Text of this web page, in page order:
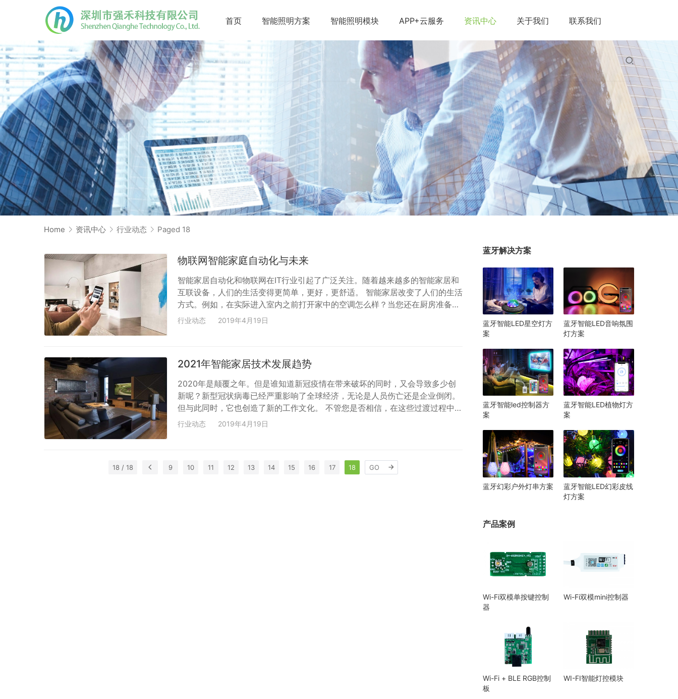
首页 智能照明方案 智能照明模块 APP+云服务 资讯中心 关于我们 联系我们
Home 资讯中心 行业动态 Paged 18
物联网智能家庭自动化与未来
智能家居自动化和物联网在IT行业引起了广泛关注。随着越来越多的智能家居和
互联设备，人们的生活变得更简单，更好，更舒适。 智能家居改变了人们的生活
方式。例如，在实际进入室内之前打开家中的空调怎么样？当您还在厨房准备晚
餐时，让Alexa播放喜欢的音乐并获取天气更新怎么样？智能家居自动化的作用
行业动态 2019年4月19日
2021年智能家居技术发展趋势
2020年是颠覆之年。但是谁知道新冠疫情在带来破坏的同时，又会导致多少创
新呢？新型冠状病毒已经严重影响了全球经济，无论是人员伤亡还是企业倒闭。
但与此同时，它也创造了新的工作文化。 不管您是否相信，在这些过渡过程中，
我们都以某种方式更加依赖技术，并转向创新工具，包括视频会议、协作软件和
2...
行业动态 2019年4月19日
18 / 18 9 10 11 12 13 14 15 16 17 18
蓝牙解决方案
蓝牙智能LED星空灯方
案
蓝牙智能LED音响氛围
灯方案
蓝牙智能led控制器方
案
蓝牙智能LED植物灯方
案
蓝牙幻彩户外灯串方案
蓝牙智能LED幻彩皮线
灯方案
产品案例
Wi-Fi双模单按键控制
器
Wi-Fi双模mini控制器
Wi-Fi + BLE RGB控制
板
WI-FI智能灯控模块